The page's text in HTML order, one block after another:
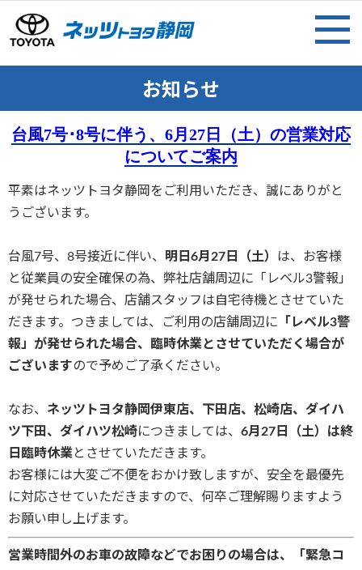
お知らせ
台風7号･8号に伴う、6月27日（土）の営業対応
についてご案内
平素はネッツトヨタ静岡をご利用いただき、誠にありがと
うございます。
台風7号、8号接近に伴い、 明日6月27日（土） は、お客様
と従業員の安全確保の為、弊社店舗周辺に「レベル3警報」
が発せられた場合、店舗スタッフは自宅待機とさせていた
だきます。つきましては、ご利用の店舗周辺に 「レベル3警
報」が発せられた場合、臨時休業とさせていただく場合が
ございますので予めご了承ください。
なお、 ネッツトヨタ静岡伊東店、下田店、松崎店、ダイハ
ツ下田、ダイハツ松崎につきましては、 6月27日（土）は終
日臨時休業とさせていただきます。
お客様には大変ご不便をおかけ致しますが、安全を最優先
に対応させていただきますので、何卒ご理解賜りますよう
お願い申し上げます。
営業時間外のお車の故障などでお困りの場合は、「緊急コ